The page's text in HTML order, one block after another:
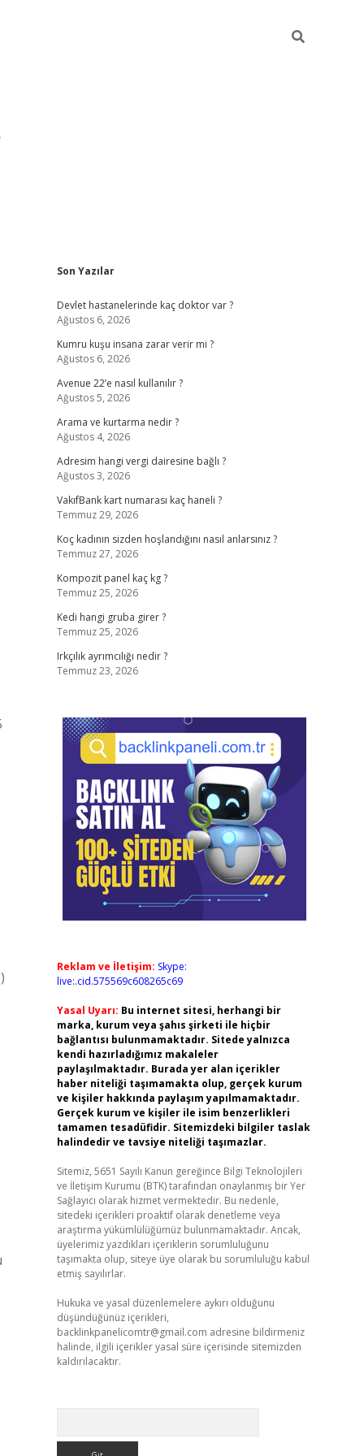
Sidebar
Son Yazılar
Devlet hastanelerinde kaç doktor var ?
Ağustos 6, 2026
Kumru kuşu insana zarar verir mi ?
Ağustos 6, 2026
Avenue 22’e nasıl kullanılır ?
Ağustos 5, 2026
Arama ve kurtarma nedir ?
Ağustos 4, 2026
Adresim hangi vergi dairesine bağlı ?
Ağustos 3, 2026
VakıfBank kart numarası kaç haneli ?
Temmuz 29, 2026
Koç kadının sizden hoşlandığını nasıl anlarsınız ?
Temmuz 27, 2026
Kompozit panel kaç kg ?
Temmuz 25, 2026
Kedi hangi gruba girer ?
Temmuz 25, 2026
Irkçılık ayrımcılığı nedir ?
Temmuz 23, 2026
Reklam ve İletişim: Skype:
live:.cid.575569c608265c69
Yasal Uyarı: Bu internet sitesi, herhangi bir
marka, kurum veya şahıs şirketi ile hiçbir
bağlantısı bulunmamaktadır. Sitede yalnızca
kendi hazırladığımız makaleler
paylaşılmaktadır. Burada yer alan içerikler
haber niteliği taşımamakta olup, gerçek kurum
ve kişiler hakkında paylaşım yapılmamaktadır.
Gerçek kurum ve kişiler ile isim benzerlikleri
tamamen tesadüfidir. Sitemizdeki bilgiler taslak
halindedir ve tavsiye niteliği taşımazlar.
Sitemiz, 5651 Sayılı Kanun gereğince Bilgi Teknolojileri
ve İletişim Kurumu (BTK) tarafından onaylanmış bir Yer
Sağlayıcı olarak hizmet vermektedir. Bu nedenle,
sitedeki içerikleri proaktif olarak denetleme veya
araştırma yükümlülüğümüz bulunmamaktadır. Ancak,
üyelerimiz yazdıkları içeriklerin sorumluluğunu
taşımakta olup, siteye üye olarak bu sorumluluğu kabul
etmiş sayılırlar.
Hukuka ve yasal düzenlemelere aykırı olduğunu
düşündüğünüz içerikleri,
backlinkpanelicomtr@gmail.com adresine bildirmeniz
halinde, ilgili içerikler yasal süre içerisinde sitemizden
kaldırılacaktır.